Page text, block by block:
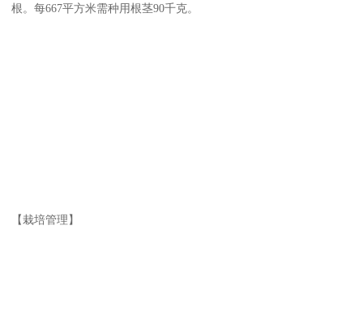
根。每667平方米需种用根茎90千克。
【栽培管理】